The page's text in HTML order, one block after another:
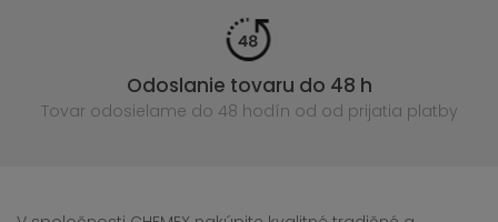
Odoslanie tovaru do 48 h
Tovar odosielame do 48 hodín od od prijatia platby